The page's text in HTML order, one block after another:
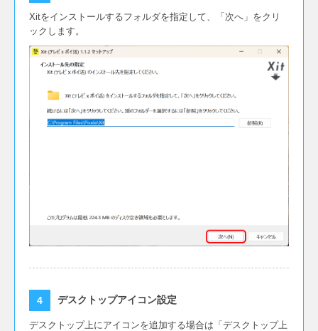
Xitをインストールするフォルダを指定して、「次へ」をクリ
ックします。
デスクトップアイコン設定
デスクトップ上にアイコンを追加する場合は「デスクトップ上